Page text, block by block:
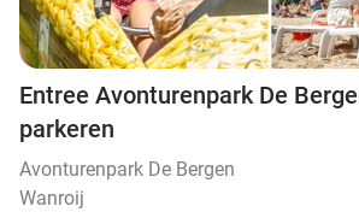
Entree Avonturenpark De
parkeren
Avonturenpark De Bergen
Wanroij